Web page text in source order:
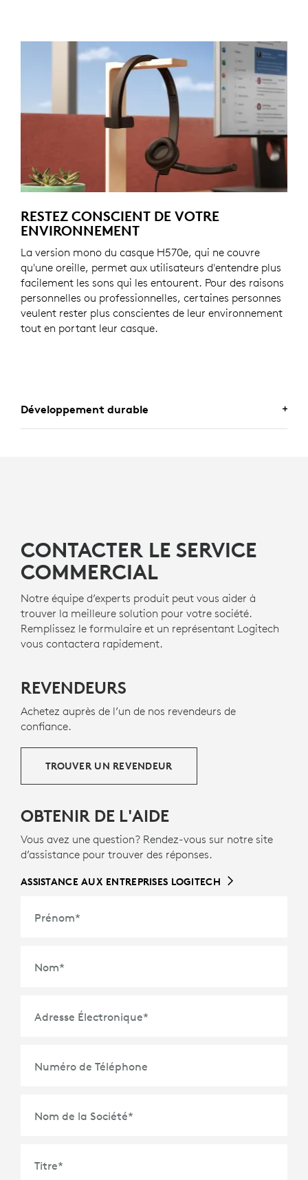
RESTEZ CONSCIENT DE VOTRE
ENVIRONNEMENT
La version mono du casque H570e, qui ne couvre
qu'une oreille, permet aux utilisateurs d'entendre plus
facilement les sons qui les entourent. Pour des raisons
personnelles ou professionnelles, certaines personnes
veulent rester plus conscientes de leur environnement
tout en portant leur casque.
Développement durable
vie au plastique issu d’anciens produits électroniques
grand public et contribuer à réduire l’empreinte
carbone.
À propos du plastique recyclé
CONTACTER LE SERVICE
COMMERCIAL
Notre équipe d’experts produit peut vous aider à
trouver la meilleure solution pour votre société.
Remplissez le formulaire et un représentant Logitech
vous contactera rapidement.
REVENDEURS
Achetez auprès de l’un de nos revendeurs de
confiance.
TROUVER UN REVENDEUR
OBTENIR DE L'AIDE
Vous avez une question? Rendez-vous sur notre site
d’assistance pour trouver des réponses.
ASSISTANCE AUX ENTREPRISES LOGITECH
Prénom*
Nom*
Adresse Électronique*
Numéro de Téléphone
Nom de la Société*
Titre*